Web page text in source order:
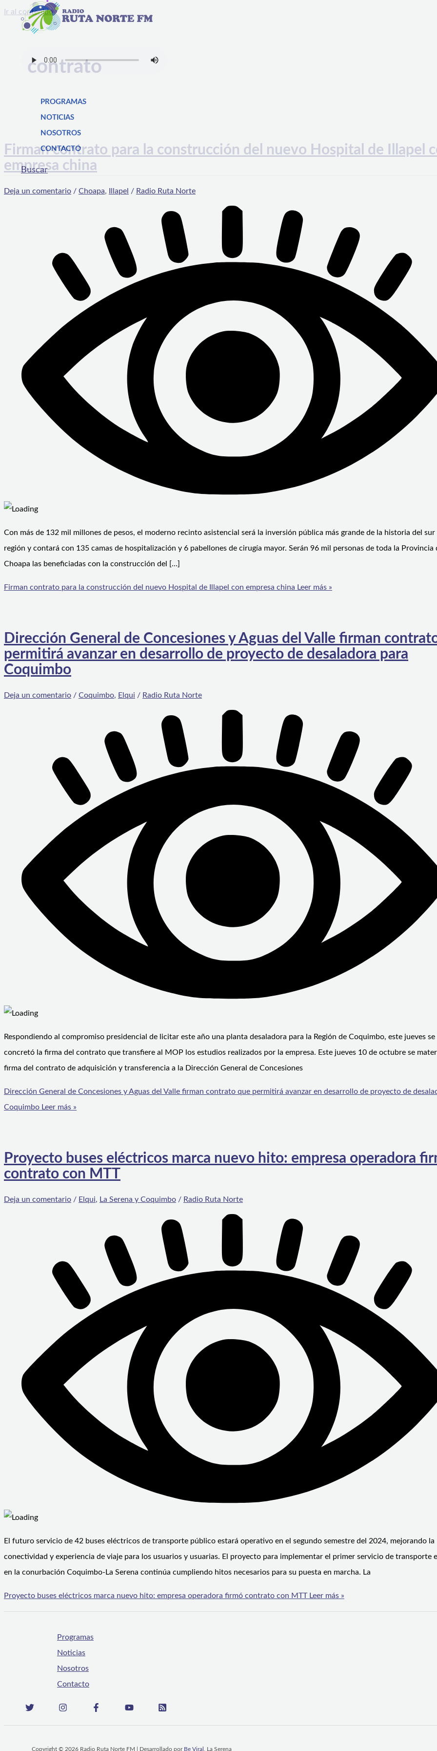
Ir al contenido
PROGRAMAS
NOTICIAS
NOSOTROS
CONTACTO
Buscar
contrato
Firman contrato para la construcción del nuevo Hospital de Illapel
empresa china
Deja un comentario / Choapa, Illapel / Radio Ruta Norte
Con más de 132 mil millones de pesos, el moderno recinto asistencial será la inversión pública más grande de la historia del sur
región y contará con 135 camas de hospitalización y 6 pabellones de cirugía mayor. Serán 96 mil personas de toda la Provincia
Choapa las beneficiadas con la construcción del […]
Firman contrato para la construcción del nuevo Hospital de Illapel con empresa china Leer más »
Dirección General de Concesiones y Aguas del Valle firman
permitirá avanzar en desarrollo de proyecto de desaladora para
Coquimbo
Deja un comentario / Coquimbo, Elqui / Radio Ruta Norte
Respondiendo al compromiso presidencial de licitar este año una planta desaladora para la Región de Coquimbo, este jueves se
concretó la firma del contrato que transfiere al MOP los estudios realizados por la empresa. Este jueves 10 de octubre se
firma del contrato de adquisición y transferencia a la Dirección General de Concesiones
Dirección General de Concesiones y Aguas del Valle firman contrato que permitirá avanzar en desarrollo de proyecto de
Coquimbo Leer más »
Proyecto buses eléctricos marca nuevo hito: empresa operadora
contrato con MTT
Deja un comentario / Elqui, La Serena y Coquimbo / Radio Ruta Norte
El futuro servicio de 42 buses eléctricos de transporte público estará operativo en el segundo semestre del 2024, mejorando la
conectividad y experiencia de viaje para los usuarios y usuarias. El proyecto para implementar el primer servicio de transporte
en la conurbación Coquimbo-La Serena continúa cumpliendo hitos necesarios para su puesta en marcha. La
Proyecto buses eléctricos marca nuevo hito: empresa operadora firmó contrato con MTTLeer más »
Programas
Noticias
Nosotros
Contacto
Copyright © 2026 Radio Ruta Norte FM | Desarrollado por Be Viral , La Serena